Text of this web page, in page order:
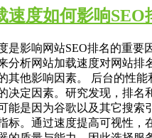
速度如何影响SEO
是影响网站SEO排名的重要
分析网站加载速度对网站排
其他影响因素。 后台的性能
决定因素。研究发现，排名
能是因为谷歌以及其它搜索
标。通过速度提高可视性，